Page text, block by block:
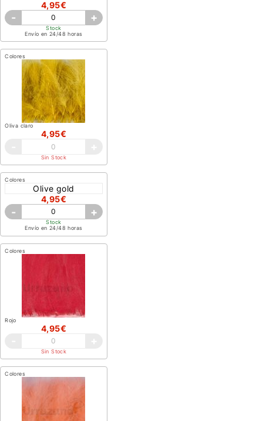
4,95€
- +
Stock
Envío en 24/48 horas
Colores
Oliva claro
4,95€
Sin Stock
Colores
Olive gold
4,95€
- +
Stock
Envío en 24/48 horas
Colores
Rojo
4,95€
Sin Stock
Colores